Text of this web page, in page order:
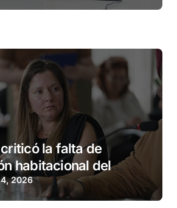
la falta de
habitacional del
deja afuera a
llevan más de 20 años
2026